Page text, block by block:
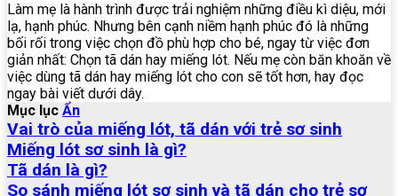
Làm mẹ là hành trình được trải nghiệm những điều kì diệu, mới
lạ, hạnh phúc. Nhưng bên cạnh niềm hạnh phúc đó là những
bối rối trong việc chọn đồ phù hợp cho bé, ngay từ việc đơn
giản nhất: Chọn tã dán hay miếng lót. Nếu mẹ còn băn khoăn về
việc dùng tã dán hay miếng lót cho con sẽ tốt hơn, hay đọc
ngay bài viết dưới dây.
Mục lục Ẩn
Vai trò của miếng lót, tã dán với trẻ sơ sinh
Miếng lót sơ sinh là gì?
Tã dán là gì?
So sánh miếng lót sơ sinh và tã dán cho trẻ sơ